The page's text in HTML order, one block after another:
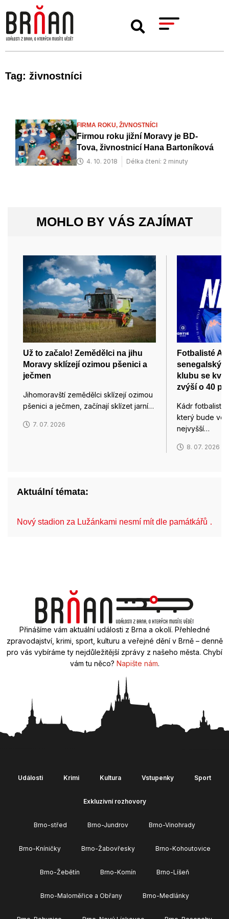
Tag: živnostníci
FIRMA ROKU, ŽIVNOSTNÍCI
Firmou roku jižní Moravy je BD-
Tova, živnostnicí Hana Bartoníková
4. 10. 2018 Délka čtení: 2 minuty
MOHLO BY VÁS ZAJÍMAT
Už to začalo! Zemědělci na jihu
Moravy sklízejí ozimou pšenici a
ječmen
Jihomoravští zemědělci sklízejí ozimou
pšenici a ječmen, začínají sklízet jarní…
7. 07. 2026
Fotbalisté
klubu se
zvýší o 40
Kádr fotbalistů
který bude
nejvyšší…
8. 07. 2026
Aktuální témata:
Nový stadion za Lužánkami nesmí mít dle památkářů …
Přinášíme vám aktuální události z Brna a okolí. Přehledné
zpravodajství, krimi, sport, kulturu a veřejné dění v Brně – denně
pro vás vybíráme ty nejdůležitější zprávy z našeho města. Chybí
vám tu něco? Napište nám.
Události Krimi Kultura Vstupenky Sport
Exkluzivní rozhovory
Brno-střed Brno-Jundrov Brno-Vinohrady
Brno-Kníničky Brno-Žabovřesky Brno-Kohoutovice
Brno-Žebětín Brno-Komín Brno-Líšeň
Brno-Maloměřice a Obřany Brno-Medlánky